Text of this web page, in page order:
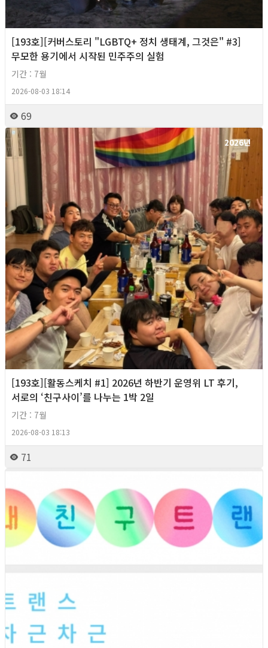
[193호][커버스토리 "LGBTQ+ 정치 생태계, 그것은" #3]
무모한 용기에서 시작된 민주주의 실험
기간 : 7월
2026-08-03 18:14
69
2026년
[193호][활동스케치 #1] 2026년 하반기 운영위 LT 후기,
서로의 ‘친구사이’를 나누는 1박 2일
기간 : 7월
2026-08-03 18:13
71